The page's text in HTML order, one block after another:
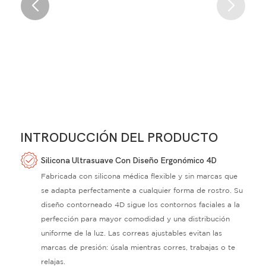
INTRODUCCIÓN DEL PRODUCTO
Silicona Ultrasuave Con Diseño Ergonómico 4D
Fabricada con silicona médica flexible y sin marcas que
se adapta perfectamente a cualquier forma de rostro. Su
diseño contorneado 4D sigue los contornos faciales a la
perfección para mayor comodidad y una distribución
uniforme de la luz. Las correas ajustables evitan las
marcas de presión: úsala mientras corres, trabajas o te
relajas.